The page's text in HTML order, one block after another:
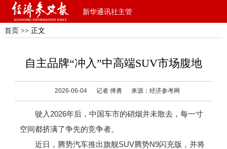
新华通讯社主管
首页 >> 正文
自主品牌“冲入”中高端SUV市场腹地
2026-06-04 记者 傅勇 来源：经济参考网
驶入2026年后，中国车市的硝烟并未散去，每一寸
空间都挤满了争先的竞争者。
近日，腾势汽车推出旗舰SUV腾势N9闪充版，并将